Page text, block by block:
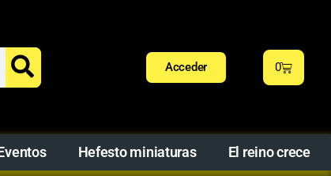
Acceder 0
Hefesto miniaturas El reino crece